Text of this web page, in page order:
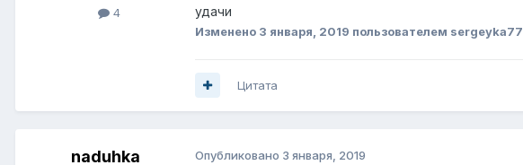
4
удачи
Изменено 3 января, 2019 пользователем sergeyka77
Цитата
naduhka Опубликовано 3 января, 2019